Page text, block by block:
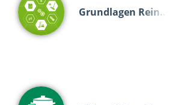
Grundlagen Rein…